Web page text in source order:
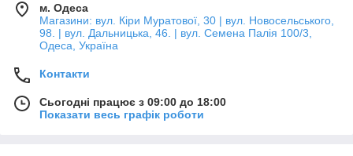
м. Одеса
Магазини: вул. Кіри Муратової, 30 | вул. Новосельського,
98. | вул. Дальницька, 46. | вул. Семена Палія 100/3,
Одеса, Україна
Контакти
Сьогодні працює з 09:00 до 18:00
Показати весь графік роботи